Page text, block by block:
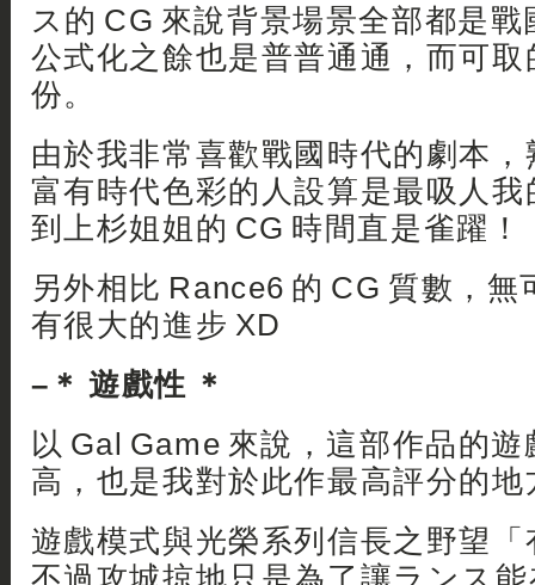
ス的 CG 來說背景場景全部都是
公式化之餘也是普普通通，而可
份。
由於我非常喜歡戰國時代的劇本
富有時代色彩的人設算是最吸人
到上杉姐姐的 CG 時間直是雀躍！
另外相比 Rance6 的 CG 質數，無
有很大的進步 XD
–＊ 遊戲性 ＊
以 Gal Game 來說，這部作品的
高，也是我對於此作最高評分的地
遊戲模式與光榮系列信長之野望
不過攻城掠地只是為了讓ランス